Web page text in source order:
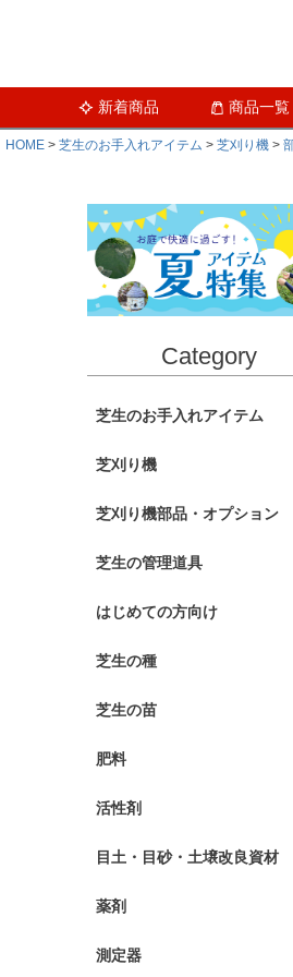
新着商品 商品一覧
HOME 芝生のお手入れアイテム 芝刈り機
Category
芝生のお手入れアイテム
芝刈り機
芝刈り機部品・オプション
芝生の管理道具
はじめての方向け
芝生の種
芝生の苗
肥料
活性剤
目土・目砂・土壌改良資材
薬剤
測定器